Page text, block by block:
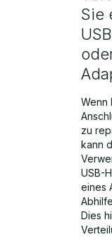
Sie
Wenn
zu
kann
USB-
eines
Dies